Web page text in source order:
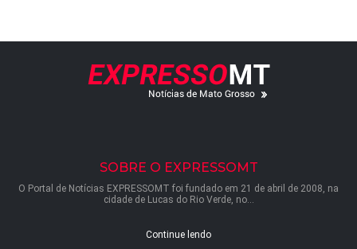
SOBRE O EXPRESSOMT
O Portal de Notícias EXPRESSOMT foi fundado em 21 de abril de 2008, na
cidade de Lucas do Rio Verde, no...
Continue lendo